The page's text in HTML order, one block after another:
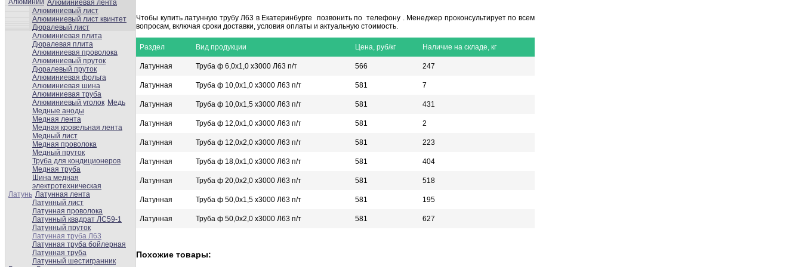
Алюминий Алюминиевая лента
Алюминиевый лист
Алюминиевый лист квинтет
Дюралевый лист
Алюминиевая плита
Дюралевая плита
Алюминиевая проволока
Алюминиевый пруток
Дюралевый пруток
Алюминиевая фольга
Алюминиевая шина
Алюминиевая труба
Алюминиевый уголок Медь
Медные аноды
Медная лента
Медная кровельная лента
Медный лист
Медная проволока
Медный пруток
Труба для кондиционеров
Медная труба
Шина медная
электротехническая
Латунь Латунная лента
Латунный лист
Латунная проволока
Латунный квадрат ЛС59-1
Латунный пруток
Латунная труба Л63
Латунная труба бойлерная
Латунная труба
Латунный шестигранник
Чтобы купить латунную трубу Л63 в Екатеринбурге позвонить по телефону . Менеджер проконсультирует по всем
вопросам, включая сроки доставки, условия оплаты и актуальную стоимость.
Раздел Вид продукции Цена, руб/кг Наличие на складе, кг
Латунная Труба ф 6,0х1,0 х3000 Л63 п/т 566 247
Латунная Труба ф 10,0х1,0 х3000 Л63 п/т 581 7
Латунная Труба ф 10,0х1,5 х3000 Л63 п/т 581 431
Латунная Труба ф 12,0х1,0 х3000 Л63 п/т 581 2
Латунная Труба ф 12,0х2,0 х3000 Л63 п/т 581 223
Латунная Труба ф 18,0х1,0 х3000 Л63 п/т 581 404
Латунная Труба ф 20,0х2,0 х3000 Л63 п/т 581 518
Латунная Труба ф 50,0х1,5 х3000 Л63 п/т 581 195
Латунная Труба ф 50,0х2,0 х3000 Л63 п/т 581 627
Похожие товары: